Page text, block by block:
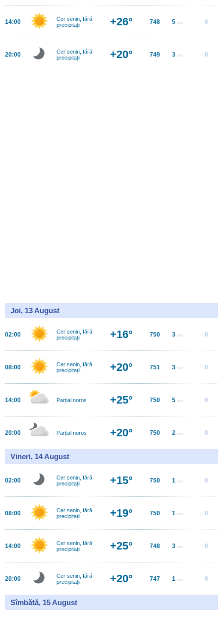
14:00
Cer senin, fără
precipitații
+26° 748 5 m/s 0
20:00
Cer senin, fără
precipitații
+20° 749 3 m/s 0
Joi, 13 August
02:00
Cer senin, fără
precipitații
+16° 750 3 m/s 0
08:00
Cer senin, fără
precipitații
+20° 751 3 m/s 0
14:00 Parțial noros +25° 750 5 m/s 0
20:00 Parțial noros +20° 750 2 m/s 0
Vineri, 14 August
02:00
Cer senin, fără
precipitații
+15° 750 1 m/s 0
08:00
Cer senin, fără
precipitații
+19° 750 1 m/s 0
14:00
Cer senin, fără
precipitații
+25° 748 3 m/s 0
20:00
Cer senin, fără
precipitații
+20° 747 1 m/s 0
Sîmbătă, 15 August